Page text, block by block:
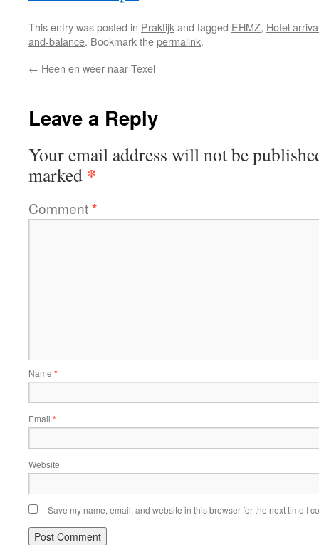
This entry was posted in Praktijkand tagged EHMZ, Hotel
and-balance. Bookmark thepermalink.
← Heen en weer naar Texel
Leave a Reply
Your email address will not be
marked *
Comment*
Name *
Email *
Website
Save my name, email, and website in this browser for the next time I